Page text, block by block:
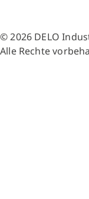
© 2026 DELO
Alle Rechte